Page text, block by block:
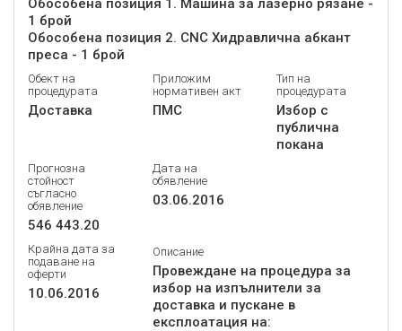
Обособена позиция 1. Машина за лазерно рязане -
1 брой
Обособена позиция 2. CNC Хидравлична абкант
преса - 1 брой
Обект на
процедурата
Доставка
Приложим
нормативен акт
ПМС
Тип на
процедурата
Избор с
публична
покана
Прогнозна
стойност
съгласно
обявление
546 443.20
Дата на
обявление
03.06.2016
Крайна дата за
подаване на
оферти
10.06.2016
Описание
Провеждане на процедура за
избор на изпълнители за
доставка и пускане в
експлоатация на: